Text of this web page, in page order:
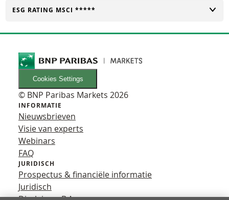
TOGGLE
ESG RATING MSCI *****
Cookies Settings
© BNP Paribas Markets 2026
INFORMATIE
Nieuwsbrieven
Visie van experts
Webinars
FAQ
JURIDISCH
Prospectus & financiële informatie
Juridisch